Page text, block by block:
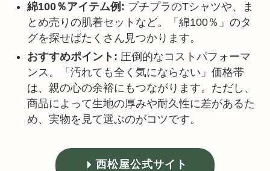
綿100％アイテム例: プチプラのTシャツや、ま
とめ売りの肌着セットなど。「綿100％」のタ
グを探せばたくさん見つかります。
おすすめポイント: 圧倒的なコストパフォーマ
ンス。「汚れても全く気にならない」価格帯
は、親の心の余裕にもつながります。ただし、
商品によって生地の厚みや耐久性に差があるた
め、実物を見て選ぶのがコツです。
西松屋公式サイト